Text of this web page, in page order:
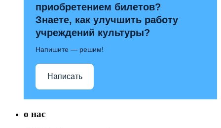
приобретением билетов?
Знаете, как улучшить работу
учреждений культуры?
Напишите — решим!
Написать
о нас